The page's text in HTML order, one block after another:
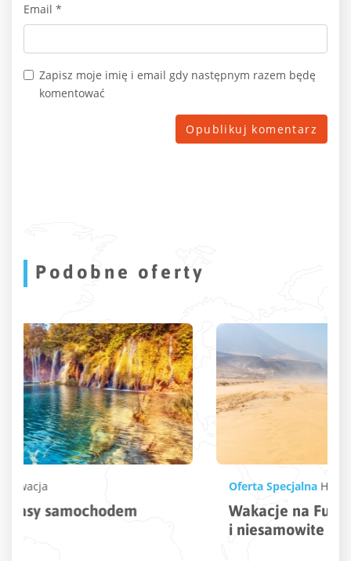
Email *
Zapisz moje imię i email gdy następnym razem będę
komentować
Podobne oferty
Oferta Specjalna Fuerteventura
Wakacje na Fuerteventura – złote plaże
i niesamowite krajobrazy w jednym